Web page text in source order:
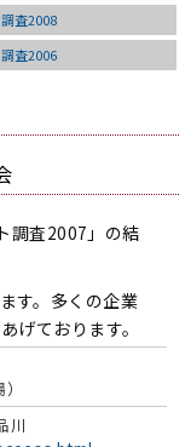
査2008
査2006
調査2007」の結
す。多くの企業
げております。
川